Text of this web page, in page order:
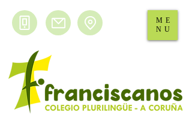
ME
NU